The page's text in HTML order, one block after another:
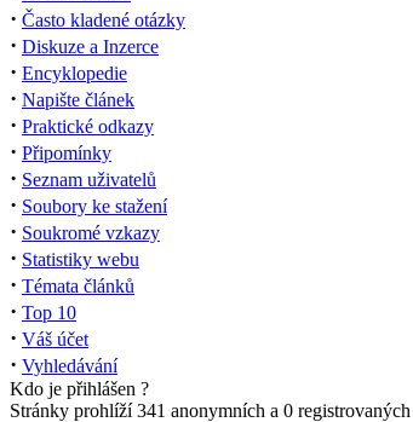
· Často kladené otázky
· Diskuze a Inzerce
· Encyklopedie
· Napište článek
· Praktické odkazy
· Připomínky
· Seznam uživatelů
· Soubory ke stažení
· Soukromé vzkazy
· Statistiky webu
· Témata článků
· Top 10
· Váš účet
· Vyhledávání
Kdo je přihlášen ?
Stránky prohlíží 341 anonymních a 0